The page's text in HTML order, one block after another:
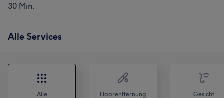
30 Min.
Alle Services
Alle Haarentfernung Gesicht